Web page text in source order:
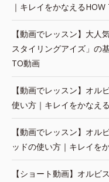
｜キレイをかなえる
【動画でレッスン】大
スタイリングアイズ」の
TO動画
【動画でレッスン】オル
使い方｜キレイをかなえ
【動画でレッスン】オ
ッドの使い方｜キレイを
【ショート動画】オルビ